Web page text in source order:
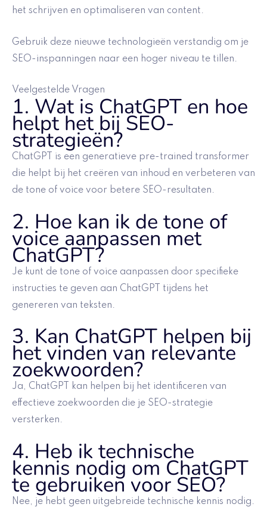
het schrijven en optimaliseren van content.
Gebruik deze nieuwe technologieën verstandig om je
SEO-inspanningen naar een hoger niveau te tillen.
Veelgestelde Vragen
1. Wat is ChatGPT en hoe
helpt het bij SEO-
strategieën?
ChatGPT is een generatieve pre-trained transformer
die helpt bij het creëren van inhoud en verbeteren van
de tone of voice voor betere SEO-resultaten.
2. Hoe kan ik de tone of
voice aanpassen met
ChatGPT?
Je kunt de tone of voice aanpassen door specifieke
instructies te geven aan ChatGPT tijdens het
genereren van teksten.
3. Kan ChatGPT helpen bij
het vinden van relevante
zoekwoorden?
Ja, ChatGPT kan helpen bij het identificeren van
effectieve zoekwoorden die je SEO-strategie
versterken.
4. Heb ik technische
kennis nodig om ChatGPT
te gebruiken voor SEO?
Nee, je hebt geen uitgebreide technische kennis nodig.